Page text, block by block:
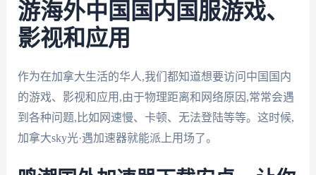
游海外中国国内国服游戏、
影视和应用
作为在加拿大生活的华人,我们都知道想要访问中国国内
的游戏、影视和应用,由于物理距离和网络原因,常常会遇
到各种问题,比如网速慢、卡顿、无法登陆等等。这时候,
加拿大sky光·遇加速器就能派上用场了。